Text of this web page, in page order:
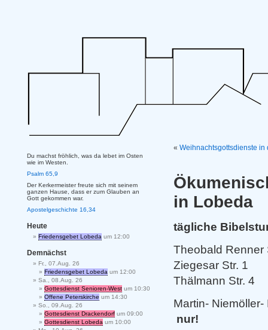
« Weihnachtsgottsdienste
in Lobeda
tägliche
Theobald
Ziegesar
Thälmann
Martin-
nur!
Du machst fröhlich, was da lebet im Osten
wie im Westen.
Psalm 65,9
Der Kerkermeister freute sich mit seinem
ganzen Hause, dass er zum Glauben an
Gott gekommen war.
Apostelgeschichte 16,34
Heute
Friedensgebet Lobeda um 12:00
Demnächst
Fr., 07.Aug. 26
Friedensgebet Lobeda um 12:00
Sa., 08.Aug. 26
Gottesdienst Senioren-West um 10:30
Offene Peterskirche um 14:30
So., 09.Aug. 26
Gottesdienst Drackendorf um 09:00
Gottesdienst Lobeda um 10:00